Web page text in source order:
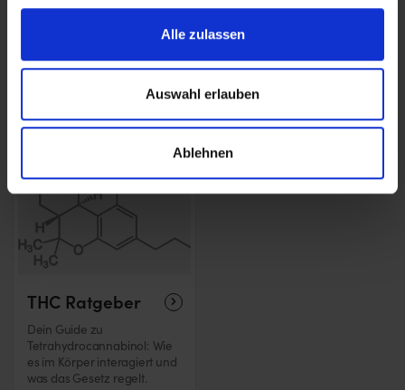
Alle zulassen
Auswahl erlauben
Ablehnen
Tipps, Techniken und Anbau-
Wissen von der Keimung bis
Wirkung
Wie Cannabinoide auf
Körper und Psyche wirken
THC Ratgeber
Dein Guide zu
Tetrahydrocannabinol: Wie
es im Körper interagiert und
was das Gesetz regelt.